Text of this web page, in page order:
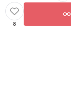
8